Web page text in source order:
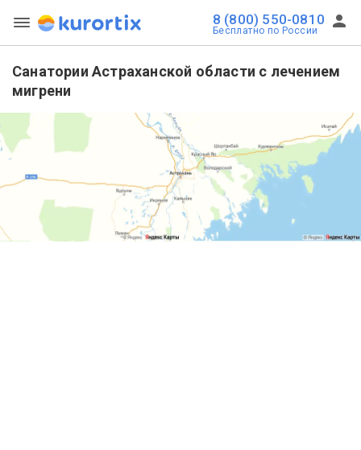
8 (800) 550-0810
Бесплатно по России
Санатории Астраханской области с лечением
мигрени